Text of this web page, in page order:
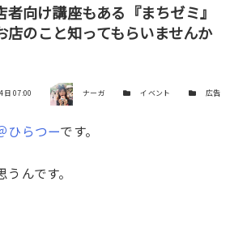
向け講座もある『まちゼミ』
店のこと知ってもらいませんか
日 07:00 著者 ナーガ カテゴリー
イベント カテゴリー
広告
ひらつーです。
んです。